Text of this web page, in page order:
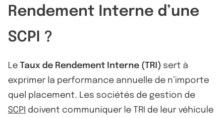
Rendement Interne d’une
SCPI ?
Le Taux de Rendement Interne (TRI) sert à
exprimer la performance annuelle de n’importe
quel placement. Les sociétés de gestion de
SCPI doivent communiquer le TRI de leur véhicule